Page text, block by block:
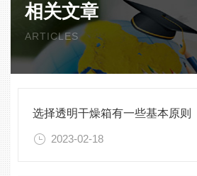
相关文章
ARTICLES
选择透明干燥箱有一些基本原则
2023-02-18